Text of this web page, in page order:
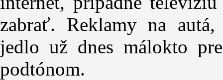
zabrať. Reklamy na
jedlo už dnes málokto
podtónom.